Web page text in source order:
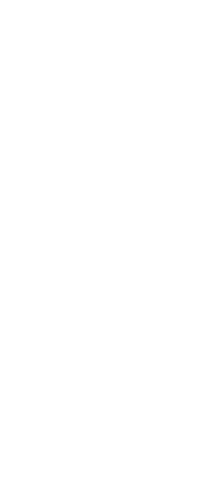
aan favorieten